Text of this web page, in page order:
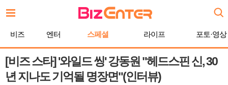
문
기
비즈 엔터 스페셜 라이프 포토·영상
[비즈 스타] '와일드 씽' 강동원 "헤드스핀 신, 30
년 지나도 기억될 명장면"(인터뷰)